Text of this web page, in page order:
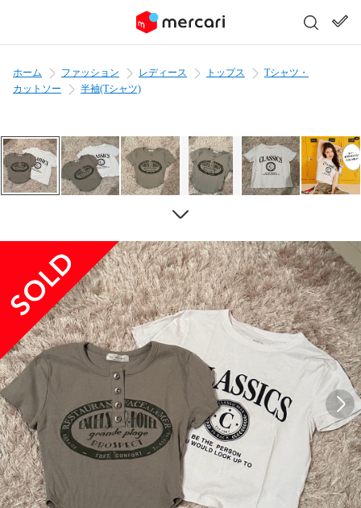
ホーム ファッション レディース トップス
Tシャツ・
カットソー
半袖(Tシャツ)